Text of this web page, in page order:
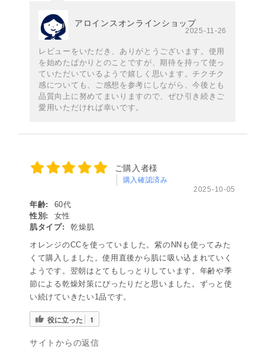
アロインスオンラインショップ
2025-11-26
レビューをいただき、ありがとうございます。使用
を始めたばかりとのことですが、期待を持って使っ
ていただいているようで嬉しく思います。チクチク
感についても、ご感想を参考にしながら、今後とも
品質向上に努めてまいりますので、ぜひ引き続きご
愛用いただければ幸いです。
ご購入者様
購入確認済み
2025-10-05
年齢:
60代
性別:
女性
肌タイプ:
乾燥肌
オレンジのCCを使っていました。紫のNNも使ってみた
くて購入しました。使用直後から肌に吸い込まれていく
ようです。翌朝はとてもしっとりしています。年齢や季
節による乾燥対策にぴったりだと思いました。ずっと使
い続けていきたい1品です。
役に立った 1
サイトからの返信